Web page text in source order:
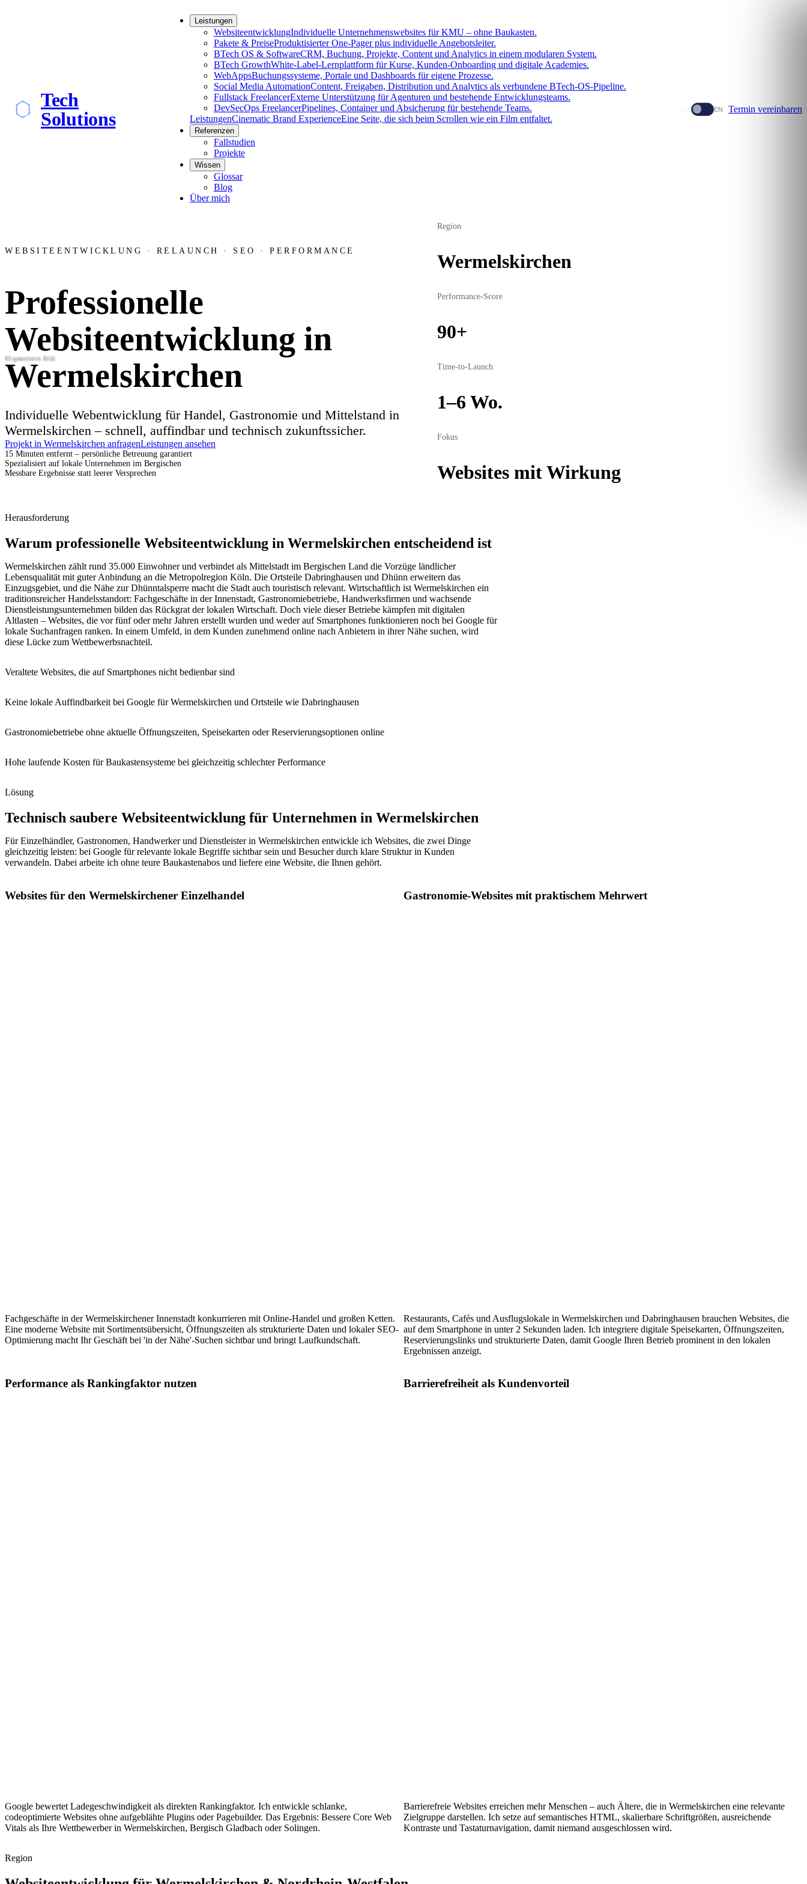
Tech
Solutions
Leistungen
WebsiteentwicklungIndividuelle Unternehmenswebsites für KMU – ohne Baukasten.
Pakete & PreiseProduktisierter One-Pager plus individuelle Angebotsleiter.
BTech OS & SoftwareCRM, Buchung, Projekte, Content und Analytics in einem modularen System.
BTech GrowthWhite-Label-Lernplattform für Kurse, Kunden-Onboarding und digitale Academies.
WebAppsBuchungssysteme, Portale und Dashboards für eigene Prozesse.
Social Media AutomationContent, Freigaben, Distribution und Analytics als verbundene BTech-OS-Pipeline.
Fullstack FreelancerExterne Unterstützung für Agenturen und bestehende Entwicklungsteams.
DevSecOps FreelancerPipelines, Container und Absicherung für bestehende Teams.
LeistungenCinematic Brand ExperienceEine Seite, die sich beim Scrollen wie ein Film entfaltet.
Referenzen
Fallstudien
Projekte
Wissen
Glossar
Blog
Über mich
EN Termin vereinbaren
KI-generiertes Bild
WEBSITEENTWICKLUNG · RELAUNCH · SEO · PERFORMANCE
Professionelle
Websiteentwicklung in
Wermelskirchen
Individuelle Webentwicklung für Handel, Gastronomie und Mittelstand in
Wermelskirchen – schnell, auffindbar und technisch zukunftssicher.
Projekt in Wermelskirchen anfragenLeistungen ansehen
15 Minuten entfernt – persönliche Betreuung garantiert
Spezialisiert auf lokale Unternehmen im Bergischen
Messbare Ergebnisse statt leerer Versprechen
Region
Wermelskirchen
Performance-Score
90+
Time-to-Launch
1–6 Wo.
Fokus
Websites mit Wirkung
Herausforderung
Warum professionelle Websiteentwicklung in Wermelskirchen entscheidend ist
Wermelskirchen zählt rund 35.000 Einwohner und verbindet als Mittelstadt im Bergischen Land die Vorzüge ländlicher
Lebensqualität mit guter Anbindung an die Metropolregion Köln. Die Ortsteile Dabringhausen und Dhünn erweitern das
Einzugsgebiet, und die Nähe zur Dhünntalsperre macht die Stadt auch touristisch relevant. Wirtschaftlich ist Wermelskirchen ein
traditionsreicher Handelsstandort: Fachgeschäfte in der Innenstadt, Gastronomiebetriebe, Handwerksfirmen und wachsende
Dienstleistungsunternehmen bilden das Rückgrat der lokalen Wirtschaft. Doch viele dieser Betriebe kämpfen mit digitalen
Altlasten – Websites, die vor fünf oder mehr Jahren erstellt wurden und weder auf Smartphones funktionieren noch bei Google für
lokale Suchanfragen ranken. In einem Umfeld, in dem Kunden zunehmend online nach Anbietern in ihrer Nähe suchen, wird
diese Lücke zum Wettbewerbsnachteil.
Veraltete Websites, die auf Smartphones nicht bedienbar sind
Keine lokale Auffindbarkeit bei Google für Wermelskirchen und Ortsteile wie Dabringhausen
Gastronomiebetriebe ohne aktuelle Öffnungszeiten, Speisekarten oder Reservierungsoptionen online
Hohe laufende Kosten für Baukastensysteme bei gleichzeitig schlechter Performance
Lösung
Technisch saubere Websiteentwicklung für Unternehmen in Wermelskirchen
Für Einzelhändler, Gastronomen, Handwerker und Dienstleister in Wermelskirchen entwickle ich Websites, die zwei Dinge
gleichzeitig leisten: bei Google für relevante lokale Begriffe sichtbar sein und Besucher durch klare Struktur in Kunden
verwandeln. Dabei arbeite ich ohne teure Baukastenabos und liefere eine Website, die Ihnen gehört.
Websites für den Wermelskirchener Einzelhandel
Fachgeschäfte in der Wermelskirchener Innenstadt konkurrieren mit Online-Handel und großen Ketten.
Eine moderne Website mit Sortimentsübersicht, Öffnungszeiten als strukturierte Daten und lokaler SEO-
Optimierung macht Ihr Geschäft bei 'in der Nähe'-Suchen sichtbar und bringt Laufkundschaft.
Gastronomie-Websites mit praktischem Mehrwert
Restaurants, Cafés und Ausflugslokale in Wermelskirchen und Dabringhausen brauchen Websites, die
auf dem Smartphone in unter 2 Sekunden laden. Ich integriere digitale Speisekarten, Öffnungszeiten,
Reservierungslinks und strukturierte Daten, damit Google Ihren Betrieb prominent in den lokalen
Ergebnissen anzeigt.
Performance als Rankingfaktor nutzen
Google bewertet Ladegeschwindigkeit als direkten Rankingfaktor. Ich entwickle schlanke,
codeoptimierte Websites ohne aufgeblähte Plugins oder Pagebuilder. Das Ergebnis: Bessere Core Web
Vitals als Ihre Wettbewerber in Wermelskirchen, Bergisch Gladbach oder Solingen.
Barrierefreiheit als Kundenvorteil
Barrierefreie Websites erreichen mehr Menschen – auch Ältere, die in Wermelskirchen eine relevante
Zielgruppe darstellen. Ich setze auf semantisches HTML, skalierbare Schriftgrößen, ausreichende
Kontraste und Tastaturnavigation, damit niemand ausgeschlossen wird.
Region